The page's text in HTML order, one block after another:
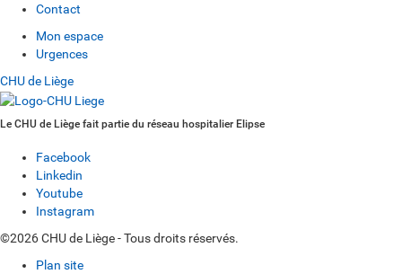
Contact
Mon espace
Urgences
CHU de Liège
Le CHU de Liège fait partie du réseau hospitalier Elipse
Facebook
Linkedin
Youtube
Instagram
©2026 CHU de Liège - Tous droits réservés.
Plan site